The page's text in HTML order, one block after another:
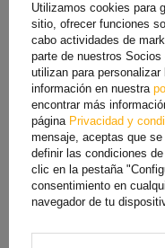
Enganche de bola
WINTERHOFF WW30-
K1414 para remolque
3000 kg con barra de
tubular de 50 mm,
fundido
grandes cantidades
Utilizamos cookies para
sitio, ofrecer funciones
cabo actividades de
parte de nuestros
utilizan para
información en nuestra
encontrar más
página Privacidad y
mensaje, aceptas que
definir las condiciones
clic en la pestaña
consentimiento en
navegador de tu